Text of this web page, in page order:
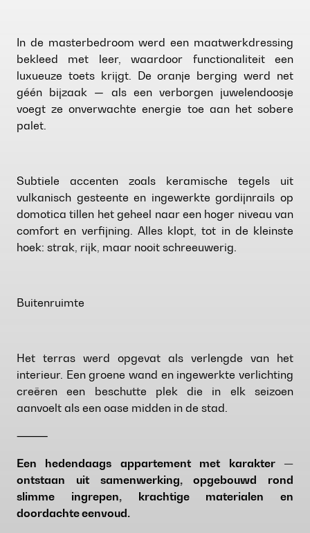
In de masterbedroom werd een maatwerkdressing
bekleed met leer, waardoor functionaliteit een
luxueuze toets krijgt. De oranje berging werd net
géén bijzaak — als een verborgen juwelendoosje
voegt ze onverwachte energie toe aan het sobere
palet.
Subtiele accenten zoals keramische tegels uit
vulkanisch gesteente en ingewerkte gordijnrails op
domotica tillen het geheel naar een hoger niveau van
comfort en verfijning. Alles klopt, tot in de kleinste
hoek: strak, rijk, maar nooit schreeuwerig.
Buitenruimte
Het terras werd opgevat als verlengde van het
interieur. Een groene wand en ingewerkte verlichting
creëren een beschutte plek die in elk seizoen
aanvoelt als een oase midden in de stad.
⸻
Een hedendaags appartement met karakter —
ontstaan uit samenwerking, opgebouwd rond
slimme ingrepen, krachtige materialen en
doordachte eenvoud.